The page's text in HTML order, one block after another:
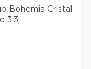
Bohemia Cristal
3.3,